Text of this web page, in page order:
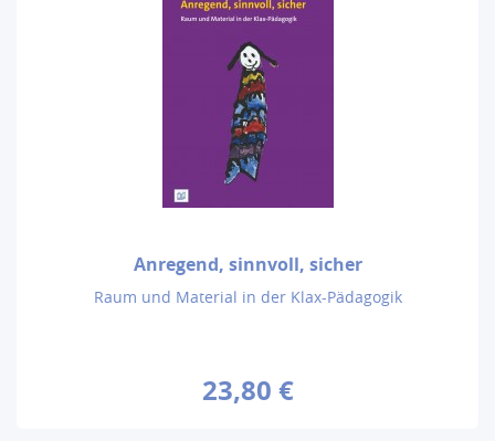
Anregend, sinnvoll, sicher
Raum und Material in der Klax-Pädagogik
23,80 €